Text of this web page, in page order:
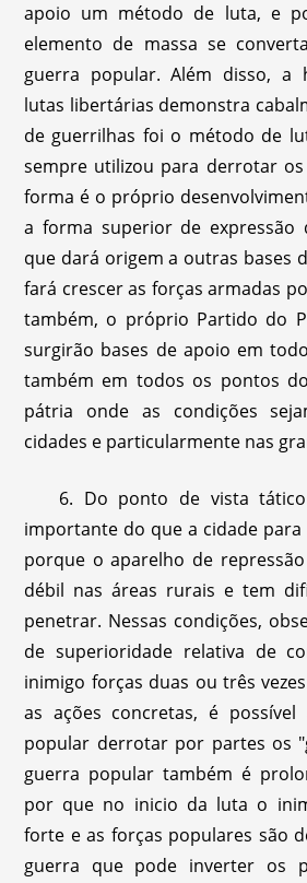
apoio um método de luta, e
elemento de massa se
guerra popular. Além disso, a
lutas libertárias demonstra
de guerrilhas foi o método de
sempre utilizou para derrotar os
forma é o próprio
a forma superior de expressão
que dará origem a outras bases
fará crescer as forças armadas
também, o próprio Partido do
surgirão bases de apoio em
também em todos os pontos
pátria onde as condições
cidades e particularmente nas
6. Do ponto de vista
importante do que a cidade
porque o aparelho de
débil nas áreas rurais e tem
penetrar. Nessas condições,
de superioridade relativa de
inimigo forças duas ou três
as ações concretas, é
popular derrotar por partes os
guerra popular também é
por que no inicio da luta o
forte e as forças populares são
guerra que pode inverter os